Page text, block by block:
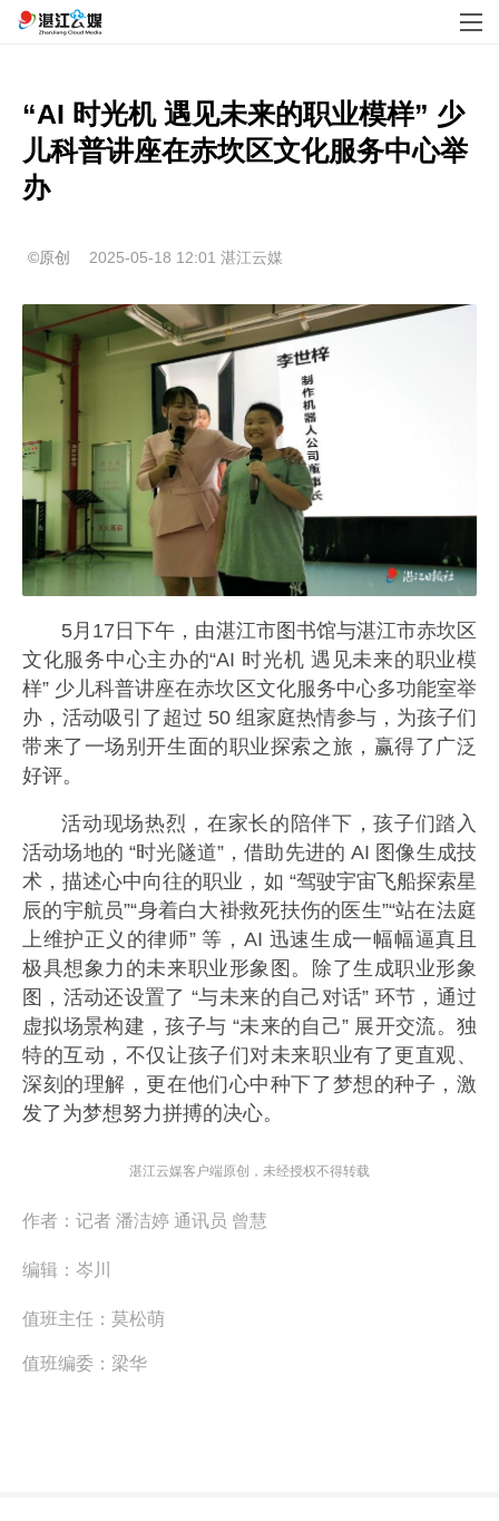
“AI 时光机 遇见未来的职业模样” 少
儿科普讲座在赤坎区文化服务中心举
办
©原创 2025-05-18 12:01 湛江云媒
5月17日下午，由湛江市图书馆与湛江市赤坎区
文化服务中心主办的“AI 时光机 遇见未来的职业模
样” 少儿科普讲座在赤坎区文化服务中心多功能室举
办，活动吸引了超过 50 组家庭热情参与，为孩子们
带来了一场别开生面的职业探索之旅，赢得了广泛
好评。
活动现场热烈，在家长的陪伴下，孩子们踏入
活动场地的 “时光隧道”，借助先进的 AI 图像生成技
术，描述心中向往的职业，如 “驾驶宇宙飞船探索星
辰的宇航员”“身着白大褂救死扶伤的医生”“站在法庭
上维护正义的律师” 等，AI 迅速生成一幅幅逼真且
极具想象力的未来职业形象图。除了生成职业形象
图，活动还设置了 “与未来的自己对话” 环节，通过
虚拟场景构建，孩子与 “未来的自己” 展开交流。独
特的互动，不仅让孩子们对未来职业有了更直观、
深刻的理解，更在他们心中种下了梦想的种子，激
发了为梦想努力拼搏的决心。
湛江云媒客户端原创，未经授权不得转载
作者： 记者 潘洁婷 通讯员 曾慧
编辑： 岑川
值班主任： 莫松萌
值班编委： 梁华